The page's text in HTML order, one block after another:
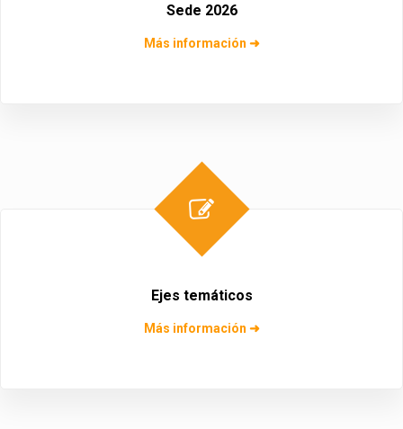
Sede 2026
Más información ➜
Ejes temáticos
Más información ➜